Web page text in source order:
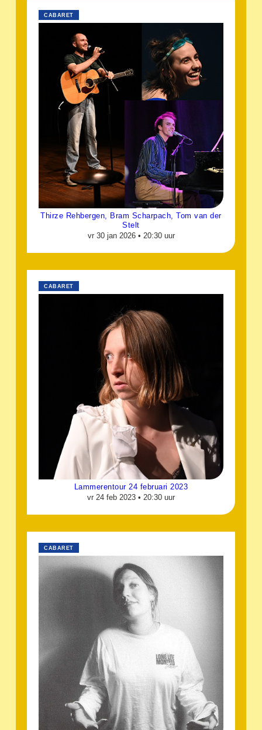
CABARET
Thirze Rehbergen, Bram Scharpach, Tom van der
Stelt
vr 30 jan 2026 • 20:30 uur
CABARET
Lammerentour 24 februari 2023
vr 24 feb 2023 • 20:30 uur
CABARET